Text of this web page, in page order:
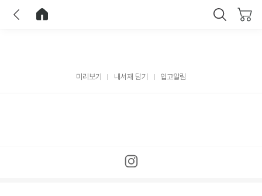
미리보기 내서재 담기 입고알림